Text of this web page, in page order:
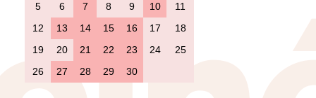
5
6 7 8 9 10
11
12
13 14 15 16 17
18
19
20 21 22 23 24
25
26
27 28 29 30